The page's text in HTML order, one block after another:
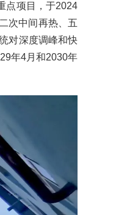
点项目，于2024
次中间再热、五
对深度调峰和快
年4月和2030年